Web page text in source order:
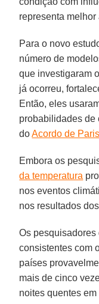
representa melhor
Para o novo
número de
que investigaram
já ocorreu,
Então, eles
probabilidades de
doAcordo de Paris
Embora os
da temperatura
nos eventos
nos resultados
Os
consistentes com
países
mais de cinco
noites quentes